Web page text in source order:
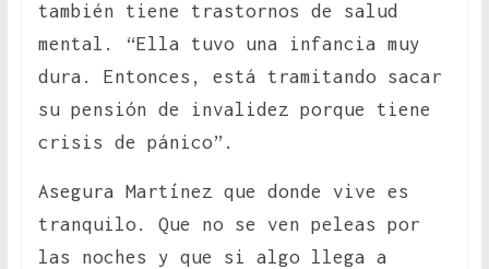
también tiene trastornos de salud
mental. “Ella tuvo una infancia muy
dura. Entonces, está tramitando sacar
su pensión de invalidez porque tiene
crisis de pánico”.
Asegura Martínez que donde vive es
tranquilo. Que no se ven peleas por
las noches y que si algo llega a